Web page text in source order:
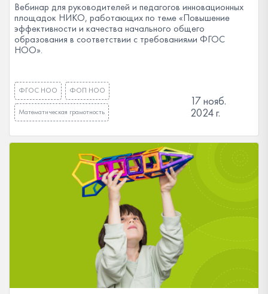
Вебинар для руководителей и педагогов инновационных
площадок НИКО, работающих по теме «Повышение
эффективности и качества начального общего
образования в соответствии с требованиями ФГОС
НОО».
ФГОС НОО ФОП НОО
Математическая грамотность
17 нояб.
2024 г.